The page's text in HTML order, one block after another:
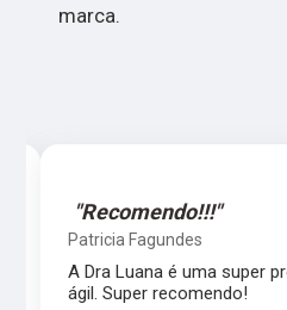
marca.
"Recomendo!!!"
Patricia Fagundes
A Dra Luana é uma super
ágil. Super recomendo!